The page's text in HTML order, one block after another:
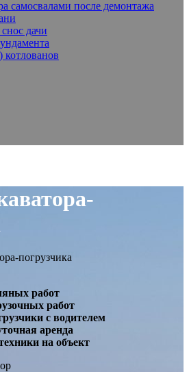
самосвалами после демонтажа
дачи
котлованов
погрузчика
работ
работ
с водителем
аренда
на объект